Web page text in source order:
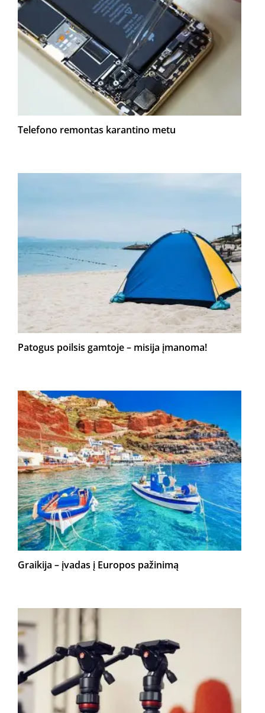
Telefono remontas karantino metu
Patogus poilsis gamtoje – misija įmanoma!
Graikija – įvadas į Europos pažinimą